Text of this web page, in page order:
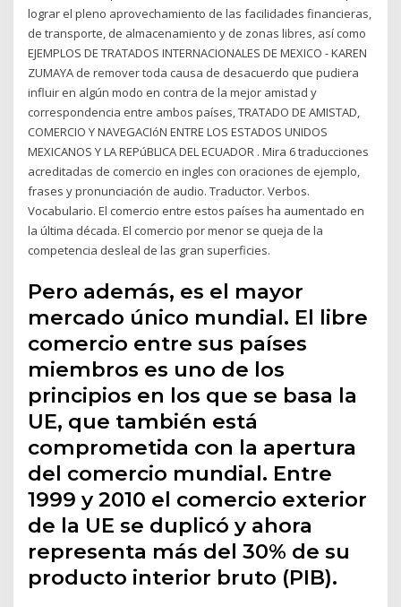
lograr el pleno aprovechamiento de las facilidades financieras,
de transporte, de almacenamiento y de zonas libres, así como
EJEMPLOS DE TRATADOS INTERNACIONALES DE MEXICO - KAREN
ZUMAYA de remover toda causa de desacuerdo que pudiera
influir en algún modo en contra de la mejor amistad y
correspondencia entre ambos países, TRATADO DE AMISTAD,
COMERCIO Y NAVEGACIóN ENTRE LOS ESTADOS UNIDOS
MEXICANOS Y LA REPúBLICA DEL ECUADOR . Mira 6 traducciones
acreditadas de comercio en ingles con oraciones de ejemplo,
frases y pronunciación de audio. Traductor. Verbos.
Vocabulario. El comercio entre estos países ha aumentado en
la última década. El comercio por menor se queja de la
competencia desleal de las gran superficies.
Pero además, es el mayor
mercado único mundial. El libre
comercio entre sus países
miembros es uno de los
principios en los que se basa la
UE, que también está
comprometida con la apertura
del comercio mundial. Entre
1999 y 2010 el comercio exterior
de la UE se duplicó y ahora
representa más del 30% de su
producto interior bruto (PIB).